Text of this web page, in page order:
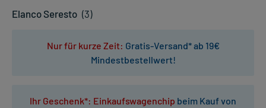
Elanco Seresto (3)
Nur für kurze Zeit: Gratis-Versand* ab 19€
Mindestbestellwert!
Ihr Geschenk*: Einkaufswagenchip beim Kauf von